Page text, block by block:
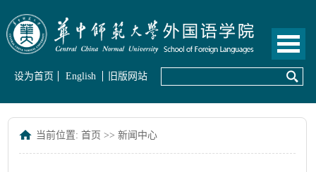
设为首页 English 旧版网站
当前位置:首页 >>新闻中心